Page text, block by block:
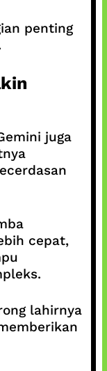
penting
juga
cepat,
lahirnya